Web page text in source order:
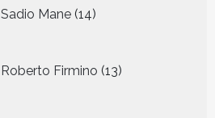
Sadio Mane 14
producten
Roberto Firmino 13
producten